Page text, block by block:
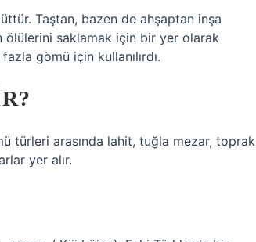
Taştan, bazen de ahşaptan inşa
ölülerini saklamak için bir yer olarak
gömü için kullanılırdı.
türleri arasında lahit, tuğla mezar, toprak
yer alır.